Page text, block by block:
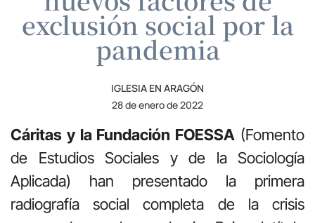
exclusión social por la
pandemia
IGLESIA EN ARAGÓN
28 de enero de 2022
Cáritas y la Fundación FOESSA (Fomento
de Estudios Sociales y de la Sociología
Aplicada) han presentado la primera
radiografía social completa de la crisis